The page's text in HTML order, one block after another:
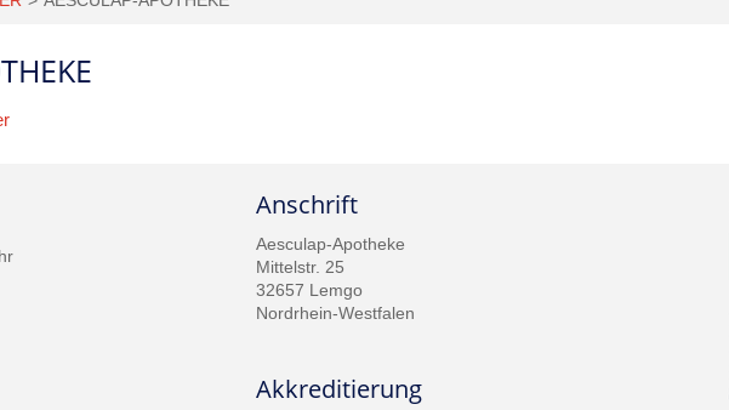
Anschrift
Aesculap-Apotheke
Mittelstr. 25
32657 Lemgo
Nordrhein-Westfalen
Akkreditierung